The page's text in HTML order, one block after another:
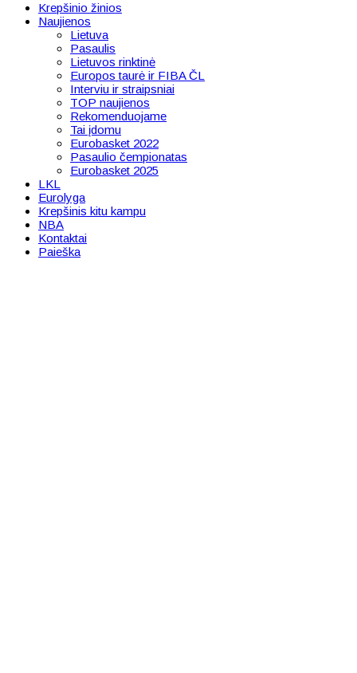
Krepšinio žinios
Naujienos
Lietuva
Pasaulis
Lietuvos rinktinė
Europos taurė ir FIBA ČL
Interviu ir straipsniai
TOP naujienos
Rekomenduojame
Tai įdomu
Eurobasket 2022
Pasaulio čempionatas
Eurobasket 2025
LKL
Eurolyga
Krepšinis kitu kampu
NBA
Kontaktai
Paieška